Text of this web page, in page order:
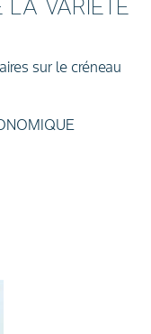
LA VARIÉTÉ
sur le créneau